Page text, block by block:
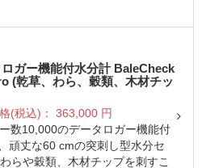
ガー機能付水分計 BaleCheck
(乾草、わら、穀類、木材チッ
(税込)： 363,000円
数10,000のデータロガー機能付
頑丈な60 cmの突刺し型水分セ
らや穀類、木材チップを刺すこ